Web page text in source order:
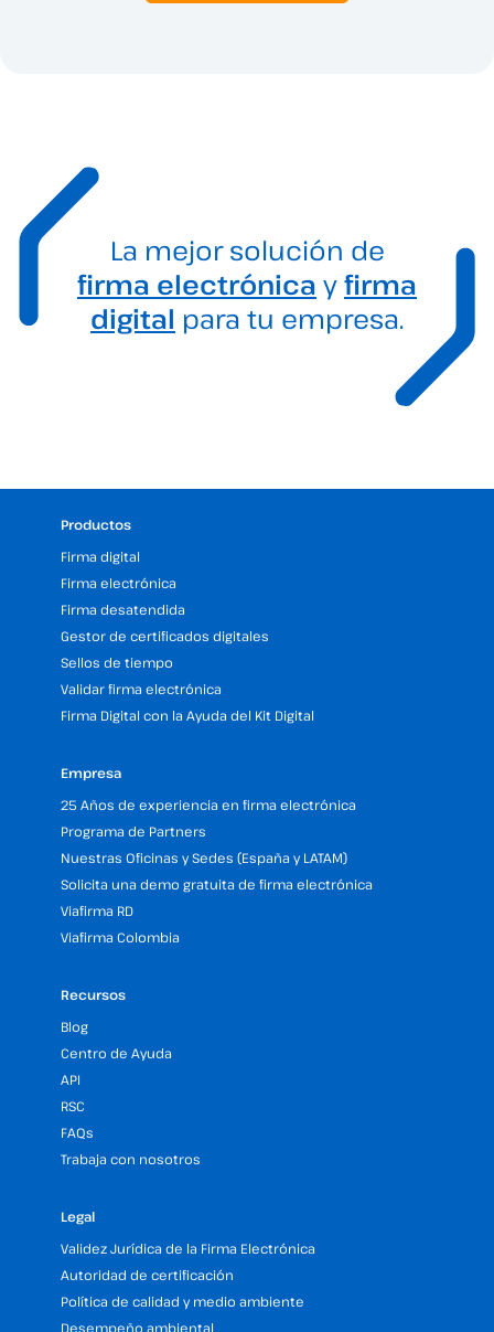
La mejor solución de
firma electrónica yfirma
digital para tu empresa.
Productos
Firma digital
Firma electrónica
Firma desatendida
Gestor de certificados digitales
Sellos de tiempo
Validar firma electrónica
Firma Digital con la Ayuda del Kit Digital
Empresa
25 Años de experiencia en firma electrónica
Programa de Partners
Nuestras Oficinas y Sedes (España y LATAM)
Solicita una demo gratuita de firma electrónica
Viafirma RD
Viafirma Colombia
Recursos
Blog
Centro de Ayuda
API
RSC
FAQs
Trabaja con nosotros
Legal
Validez Jurídica de la Firma Electrónica
Autoridad de certificación
Política de calidad y medio ambiente
Desempeño ambiental